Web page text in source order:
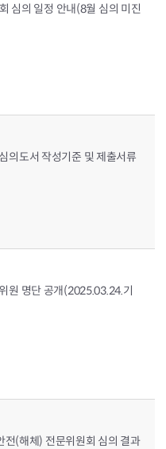
심의 일정 안내(8월 심의 미진
의도서 작성기준 및 제출서류
원 명단 공개(2025.03.24.기
(해체) 전문위원회 심의 결과